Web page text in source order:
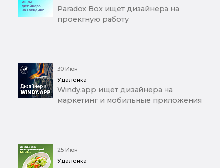
Paradox Box ищет дизайнера на
проектную работу
30 Июн
Удаленка
Windy.app ищет дизайнера на
маркетинг и мобильные приложения
25 Июн
Удаленка